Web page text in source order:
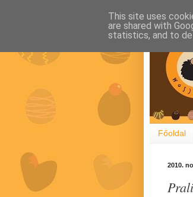
Főoldal
2010.
This site uses
are shared with
statistics, and to